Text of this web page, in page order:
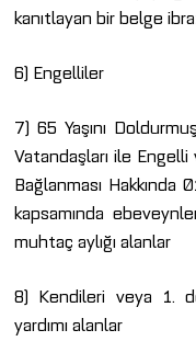
kanıtlayan bir belge
6) Engelliler
7) 65 Yaşını
Vatandaşları ile
Bağlanması Hakkında
kapsamında
muhtaç aylığı alanlar
8) Kendileri veya 1.
yardımı alanlar